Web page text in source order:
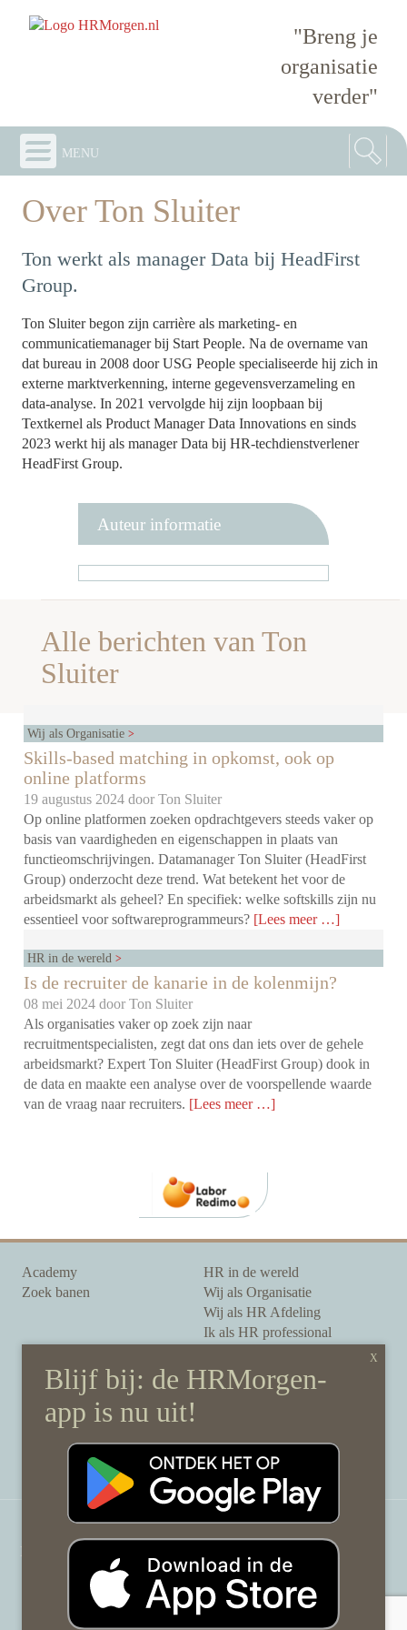
"Breng je
organisatie
verder"
menu
Over Ton Sluiter
Ton werkt als manager Data bij HeadFirst
Group.
Ton Sluiter begon zijn carrière als marketing- en
communicatiemanager bij Start People. Na de overname van
dat bureau in 2008 door USG People specialiseerde hij zich in
externe marktverkenning, interne gegevensverzameling en
data-analyse. In 2021 vervolgde hij zijn loopbaan bij
Textkernel als Product Manager Data Innovations en sinds
2023 werkt hij als manager Data bij HR-techdienstverlener
HeadFirst Group.
Auteur informatie
Alle berichten van Ton
Sluiter
Wij als Organisatie
Skills-based matching in opkomst, ook op
online platforms
19 augustus 2024 doorTon Sluiter
Op online platformen zoeken opdrachtgevers steeds vaker op
basis van vaardigheden en eigenschappen in plaats van
functieomschrijvingen. Datamanager Ton Sluiter (HeadFirst
Group) onderzocht deze trend. Wat betekent het voor de
arbeidsmarkt als geheel? En specifiek: welke softskills zijn nu
essentieel voor softwareprogrammeurs? [Lees meer …]
HR in de wereld
Is de recruiter de kanarie in de kolenmijn?
08 mei 2024 doorTon Sluiter
Als organisaties vaker op zoek zijn naar
recruitmentspecialisten, zegt dat ons dan iets over de gehele
arbeidsmarkt? Expert Ton Sluiter (HeadFirst Group) dook in
de data en maakte een analyse over de voorspellende waarde
van de vraag naar recruiters. [Lees meer …]
Academy
Zoek banen
HR in de wereld
Wij als Organisatie
Wij als HR Afdeling
Ik als HR professional
Onze auteurs
Onze partners
Sponsoring
Over HRMorgen
Disclaimer & gedragscode
HRMorgen.nl